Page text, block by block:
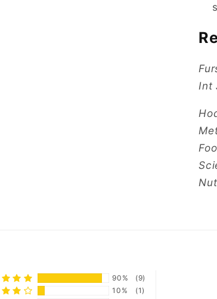
Int
90%
(9)
10%
(1)